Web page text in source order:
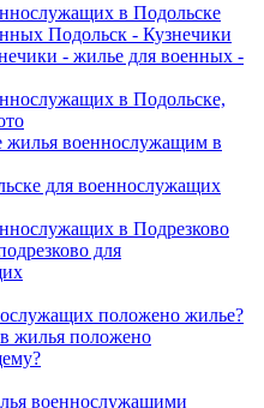
в Подольске
Подольск - Кузнечики
- жилье для военных -
в Подольске,
жилья военнослужащим в
для военнослужащих
в Подрезково
для
положено жилье?
жилья положено
военнослужащими